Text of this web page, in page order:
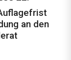
an den